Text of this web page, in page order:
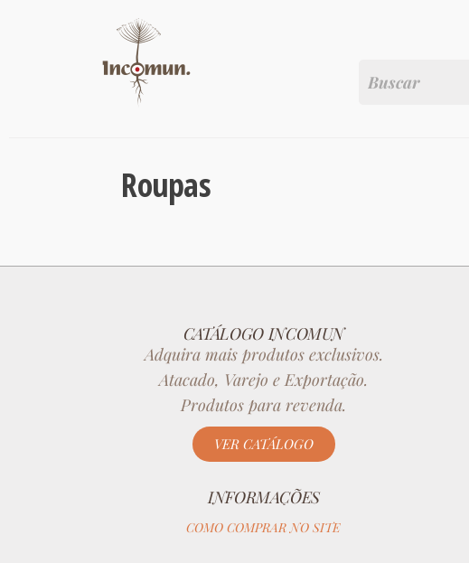
Roupas
CATÁLOGO INCOMUN
Adquira mais produtos exclusivos.
Atacado, Varejo e Exportação.
Produtos para revenda.
VER CATÁLOGO
INFORMAÇÕES
COMO COMPRAR NO SITE